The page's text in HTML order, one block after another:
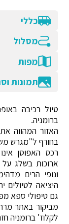
כללי
מסלול
מפות
תמונות
טיול רכיבה
ברומניה.
האזור המהווה
בחורף ל"מגרש
רכס האפוסן
ארוכות בשלג
ונופי הרים
היציאה
גם טיפולי ספא
מביקור באתר
לקלוז' ברומניה